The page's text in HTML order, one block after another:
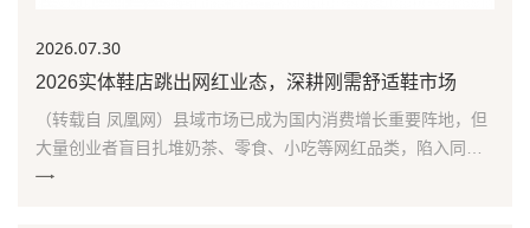
2026.07.30
2026实体鞋店跳出网红业态，深耕刚需舒适鞋市场
（转载自 凤凰网）县域市场已成为国内消费增长重要阵地，但
大量创业者盲目扎堆奶茶、零食、小吃等网红品类，陷入同质
化竞争困境。本文观点认为：县城创业应当摒弃追逐短期